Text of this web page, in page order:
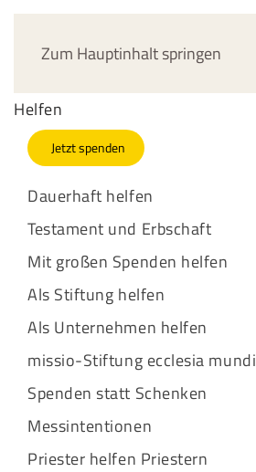
Zum Hauptinhalt springen
Helfen
Jetzt spenden
Dauerhaft helfen
Testament und Erbschaft
Mit großen Spenden helfen
Als Stiftung helfen
Als Unternehmen helfen
missio-Stiftung ecclesia mundi
Spenden statt Schenken
Messintentionen
Priester helfen Priestern